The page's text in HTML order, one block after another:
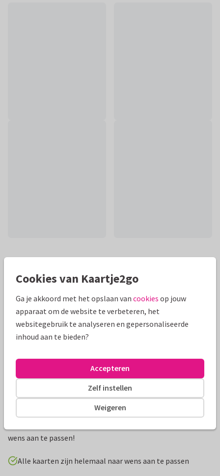
Productinformatie
Een leuke communiekaart met doodles. Vervang de
wens aan te passen!
Alle kaarten zijn helemaal naar wens aan te passen
Cookies van Kaartje2go
Ga je akkoord met het opslaan van cookies op jouw
apparaat om de website te verbeteren, het
websitegebruik te analyseren en gepersonaliseerde
inhoud aan te bieden?
Weigeren
Zelf instellen
Accepteren